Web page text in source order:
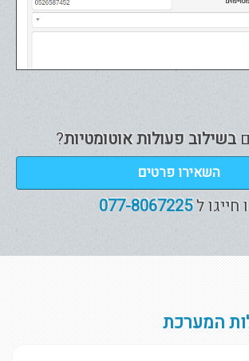
בשילוב פעולות אוטומטיות?
השאירו פרטים
חייגו ל077-8067225
המערכת